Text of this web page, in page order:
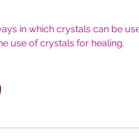
in which crystals can be
use of crystals for healing.